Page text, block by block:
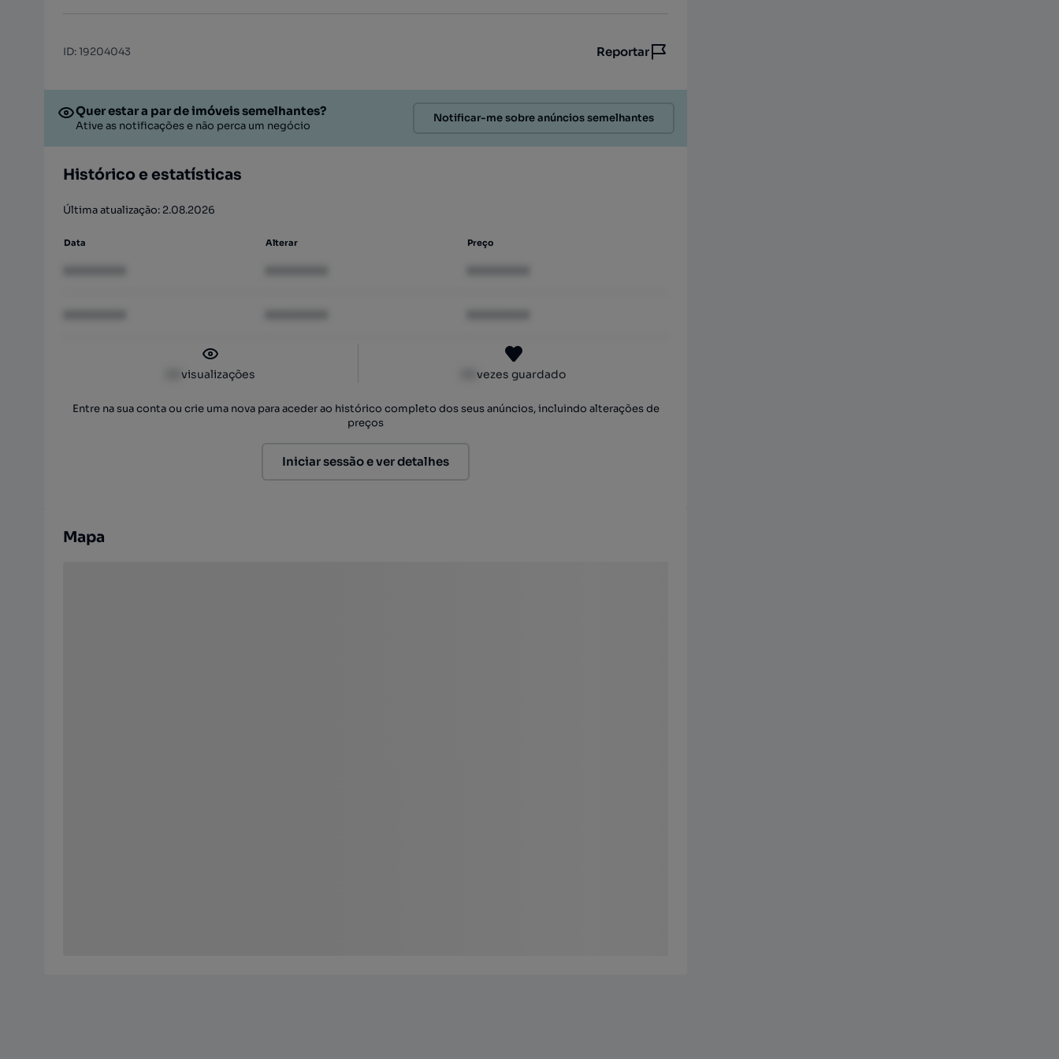
ID:19204043 Reportar
Quer estar a par de imóveis semelhantes?
Ative as notificações e não perca um negócio
Notificar-me sobre anúncios semelhantes
Histórico e estatísticas
Última atualização: 2.08.2026
Data Alterar Preço
visualizações vezes guardado
Entre na sua conta ou crie uma nova para aceder ao histórico completo dos seus anúncios, incluindo alterações de
preços
Iniciar sessão e ver detalhes
Mapa